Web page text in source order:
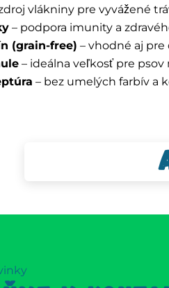
vlákniny pre vyvážené
– podpora imunity a
(grain-free) – vhodné aj
– ideálna veľkosť pre
– bez umelých farbív a